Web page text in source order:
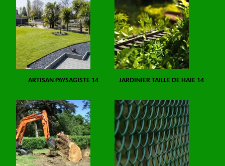
ARTISAN PAYSAGISTE 14 JARDINIER TAILLE DE HAIE 14